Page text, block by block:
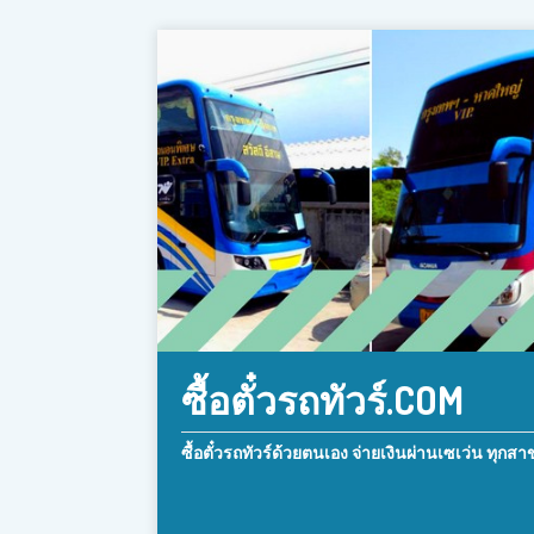
ซื้อตั๋วรถทัวร์.COM
ซื้อตั๋วรถทัวร์ด้วยตนเอง จ่ายเงินผ่านเซเว่น ทุกสา